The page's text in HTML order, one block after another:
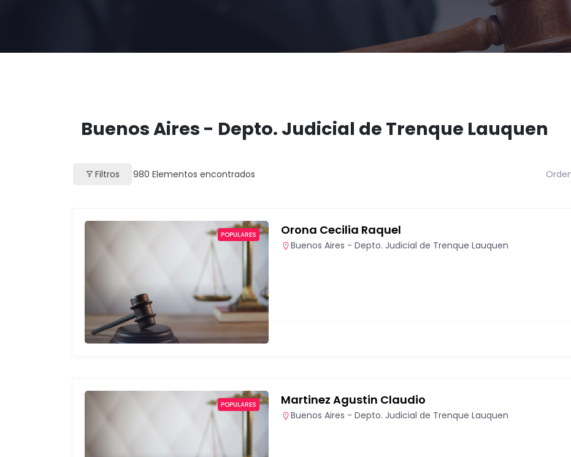
Buenos Aires - Depto. Judicial de Trenque Lauquen
Filtros 980 Elementos encontrados
POPULARES Orona Cecilia Raquel
Buenos Aires - Depto. Judicial de Trenque Lauquen
POPULARES Martinez Agustin Claudio
Buenos Aires - Depto. Judicial de Trenque Lauquen